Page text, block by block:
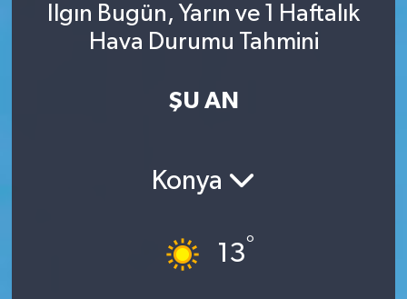
Ilgın Bugün, Yarın ve 1 Haftalık
Hava Durumu Tahmini
ŞU AN
Konya
13°
Son Dakika Haberleri